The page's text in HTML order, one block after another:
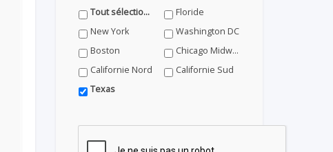
Tout sélectionner
Floride
New York
Washington DC
Boston
Chicago Midwest
Californie Nord
Californie Sud
Texas